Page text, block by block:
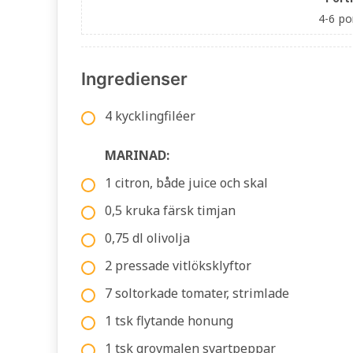
4-6
Ingredienser
4 kycklingfiléer
MARINAD:
1 citron, både juice och skal
0,5 kruka färsk timjan
0,75 dl olivolja
2 pressade vitlöksklyftor
7 soltorkade tomater, strimlade
1 tsk flytande honung
1 tsk grovmalen svartpeppar